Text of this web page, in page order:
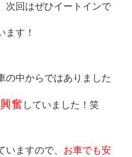
次回はぜひイートインで
ます！
の中からではありました
奮 していました！笑
ますので、 お車でも安